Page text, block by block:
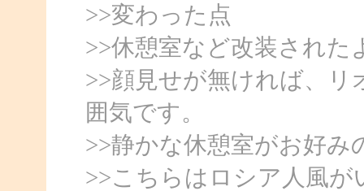
>>変わった点
>>休憩室など改装された
>>顔見せが無ければ、
囲気です。
>>静かな休憩室がお好み
>>こちらはロシア人風が